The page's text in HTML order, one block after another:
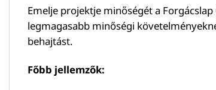
Emelje projektje minőségét a
legmagasabb minőségi
behajtást.
Főbb jellemzők: